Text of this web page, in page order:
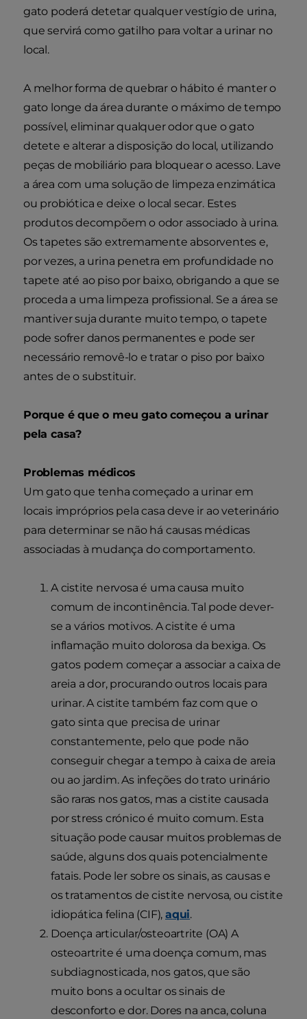
gato poderá detetar qualquer vestígio de urina,
que servirá como gatilho para voltar a urinar no
local.
A melhor forma de quebrar o hábito é manter o
gato longe da área durante o máximo de tempo
possível, eliminar qualquer odor que o gato
detete e alterar a disposição do local, utilizando
peças de mobiliário para bloquear o acesso. Lave
a área com uma solução de limpeza enzimática
ou probiótica e deixe o local secar. Estes
produtos decompõem o odor associado à urina.
Os tapetes são extremamente absorventes e,
por vezes, a urina penetra em profundidade no
tapete até ao piso por baixo, obrigando a que se
proceda a uma limpeza profissional. Se a área se
mantiver suja durante muito tempo, o tapete
pode sofrer danos permanentes e pode ser
necessário removê-lo e tratar o piso por baixo
antes de o substituir.
Porque é que o meu gato começou a urinar
pela casa?
Problemas médicos
Um gato que tenha começado a urinar em
locais impróprios pela casa deve ir ao veterinário
para determinar se não há causas médicas
associadas à mudança do comportamento.
A cistite nervosa é uma causa muito
comum de incontinência. Tal pode dever-
se a vários motivos. A cistite é uma
inflamação muito dolorosa da bexiga. Os
gatos podem começar a associar a caixa de
areia a dor, procurando outros locais para
urinar. A cistite também faz com que o
gato sinta que precisa de urinar
constantemente, pelo que pode não
conseguir chegar a tempo à caixa de areia
ou ao jardim. As infeções do trato urinário
são raras nos gatos, mas a cistite causada
por stress crónico é muito comum. Esta
situação pode causar muitos problemas de
saúde, alguns dos quais potencialmente
fatais. Pode ler sobre os sinais, as causas e
os tratamentos de cistite nervosa, ou cistite
idiopática felina (CIF),aqui.
Doença articular/osteoartrite (OA) A
osteoartrite é uma doença comum, mas
subdiagnosticada, nos gatos, que são
muito bons a ocultar os sinais de
desconforto e dor. Dores na anca, coluna